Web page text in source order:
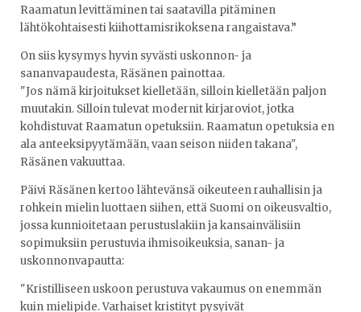
Raamatun levittäminen tai saatavilla pitäminen
lähtökohtaisesti kiihottamisrikoksena rangaistava.”
On siis kysymys hyvin syvästi uskonnon- ja
sananvapaudesta, Räsänen painottaa.
"Jos nämä kirjoitukset kielletään, silloin kielletään paljon
muutakin. Silloin tulevat modernit kirjaroviot, jotka
kohdistuvat Raamatun opetuksiin. Raamatun opetuksia en
ala anteeksipyytämään, vaan seison niiden takana",
Räsänen vakuuttaa.
Päivi Räsänen kertoo lähtevänsä oikeuteen rauhallisin ja
rohkein mielin luottaen siihen, että Suomi on oikeusvaltio,
jossa kunnioitetaan perustuslakiin ja kansainvälisiin
sopimuksiin perustuvia ihmisoikeuksia, sanan- ja
uskonnonvapautta:
"Kristilliseen uskoon perustuva vakaumus on enemmän
kuin mielipide. Varhaiset kristityt pysyivät